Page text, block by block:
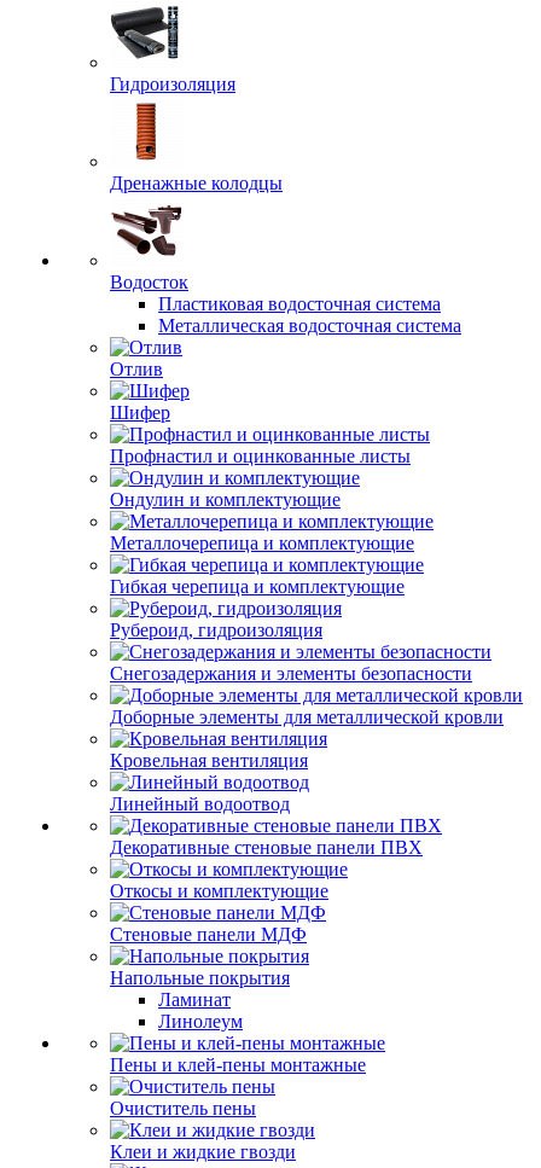
Гидроизоляция
Дренажные колодцы
Водосток
Пластиковая водосточная система
Металлическая водосточная система
Отлив
Шифер
Профнастил и оцинкованные листы
Ондулин и комплектующие
Металлочерепица и комплектующие
Гибкая черепица и комплектующие
Рубероид, гидроизоляция
Снегозадержания и элементы безопасности
Доборные элементы для металлической кровли
Кровельная вентиляция
Линейный водоотвод
Декоративные стеновые панели ПВХ
Откосы и комплектующие
Стеновые панели МДФ
Напольные покрытия
Ламинат
Линолеум
Пены и клей-пены монтажные
Очиститель пены
Клеи и жидкие гвозди